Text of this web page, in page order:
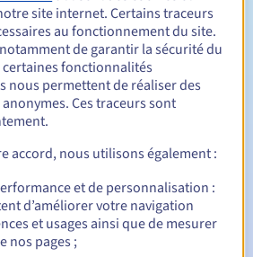
Entre 1 et 10 ans
:
:60, 30, 15, 7 et 3 jours avant la
site internet. Certains traceurs
au fonctionnement du site.
de garantir la sécurité du
fonctionnalités
nous permettent de réaliser des
Ces traceurs sont
accord, nous utilisons également :
et de personnalisation :
d’améliorer votre navigation
et usages ainsi que de mesurer
nos pages ;